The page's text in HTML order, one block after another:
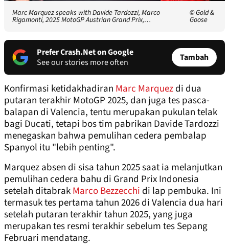
Marc Marquez speaks with Davide Tardozzi, Marco
Rigamonti, 2025 MotoGP Austrian Grand Prix,…
© Gold &
Goose
Prefer Crash.Net on Google
See our stories more often
Tambah
Konfirmasi ketidakhadiran Marc Marquezdi dua
putaran terakhir MotoGP 2025, dan juga tes pasca-
balapan di Valencia, tentu merupakan pukulan telak
bagi Ducati, tetapi bos tim pabrikan Davide Tardozzi
menegaskan bahwa pemulihan cedera pembalap
Spanyol itu "lebih penting".
Marquez absen di sisa tahun 2025 saat ia melanjutkan
pemulihan cedera bahu di Grand Prix Indonesia
setelah ditabrakMarco Bezzecchi di lap pembuka. Ini
termasuk tes pertama tahun 2026 di Valencia dua hari
setelah putaran terakhir tahun 2025, yang juga
merupakan tes resmi terakhir sebelum tes Sepang
Februari mendatang.